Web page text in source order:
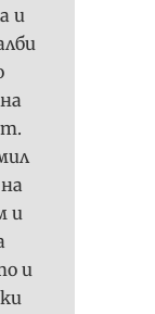
и
и
и